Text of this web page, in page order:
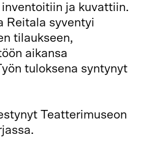
ja kuvattiin.
Reitala syventyi
tilaukseen,
aikansa
tuloksena syntynyt
Teatterimuseon